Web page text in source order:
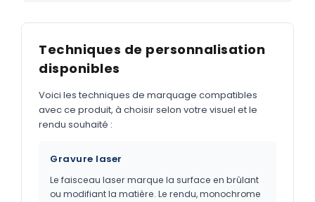
Techniques de personnalisation
disponibles
Voici les techniques de marquage compatibles
avec ce produit, à choisir selon votre visuel et le
rendu souhaité :
Gravure laser
Le faisceau laser marque la surface en brûlant
ou modifiant la matière. Le rendu, monochrome